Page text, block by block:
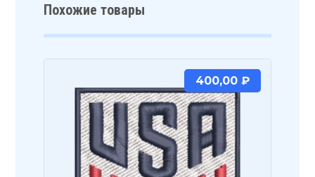
Похожие товары
400,00 ₽